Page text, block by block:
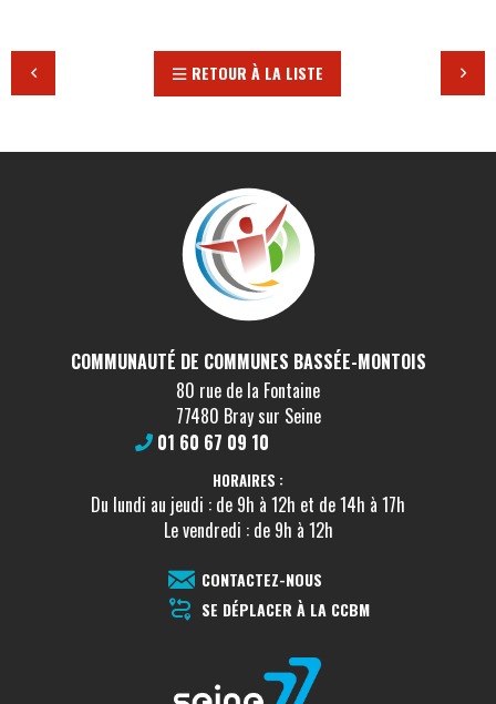
RETOUR À LA LISTE
COMMUNAUTÉ DE COMMUNES BASSÉE-MONTOIS
80 rue de la Fontaine
77480 Bray sur Seine
01 60 67 09 10
HORAIRES :
Du lundi au jeudi : de 9h à 12h et de 14h à 17h
Le vendredi : de 9h à 12h
CONTACTEZ-NOUS
SE DÉPLACER À LA CCBM